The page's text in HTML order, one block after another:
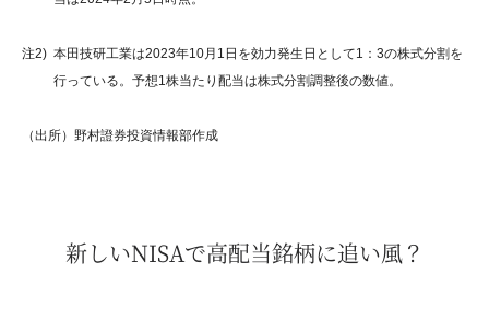
注2) 本田技研工業は2023年10月1日を効力発生日として1：3の株式分割を
行っている。予想1株当たり配当は株式分割調整後の数値。
（出所）野村證券投資情報部作成
新しいNISAで高配当銘柄に追い風？